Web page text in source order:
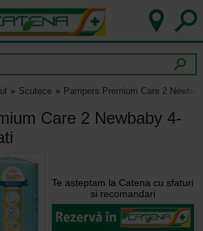
Scutece Pampers Premium Care 2
Care 2 Newbaby 4-
Te asteptam la Catena cu sfaturi
si recomandari